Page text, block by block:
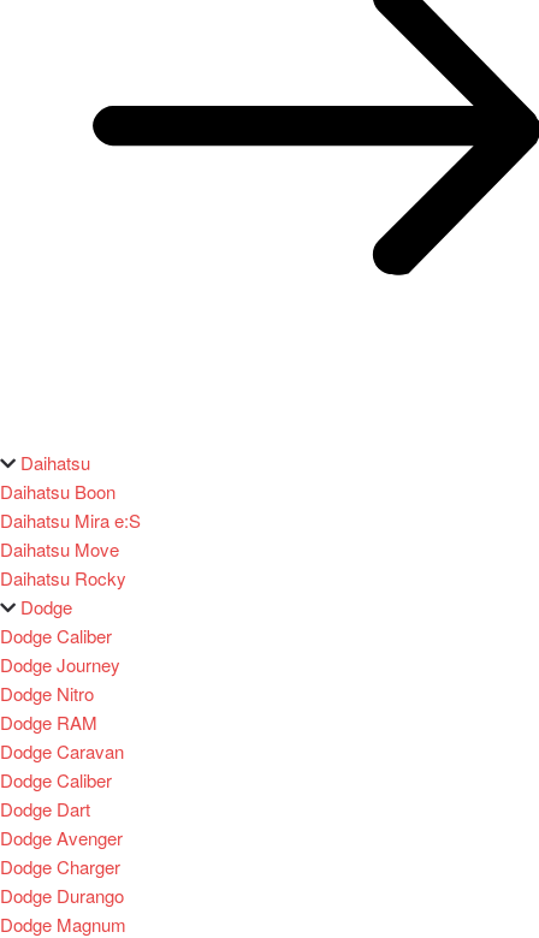
Daihatsu
Daihatsu Boon
Daihatsu Mira e:S
Daihatsu Move
Daihatsu Rocky
Dodge
Dodge Caliber
Dodge Journey
Dodge Nitro
Dodge RAM
Dodge Caravan
Dodge Caliber
Dodge Dart
Dodge Avenger
Dodge Charger
Dodge Durango
Dodge Magnum